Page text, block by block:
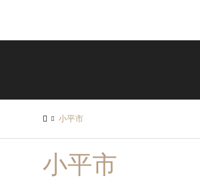
小平市
小平市